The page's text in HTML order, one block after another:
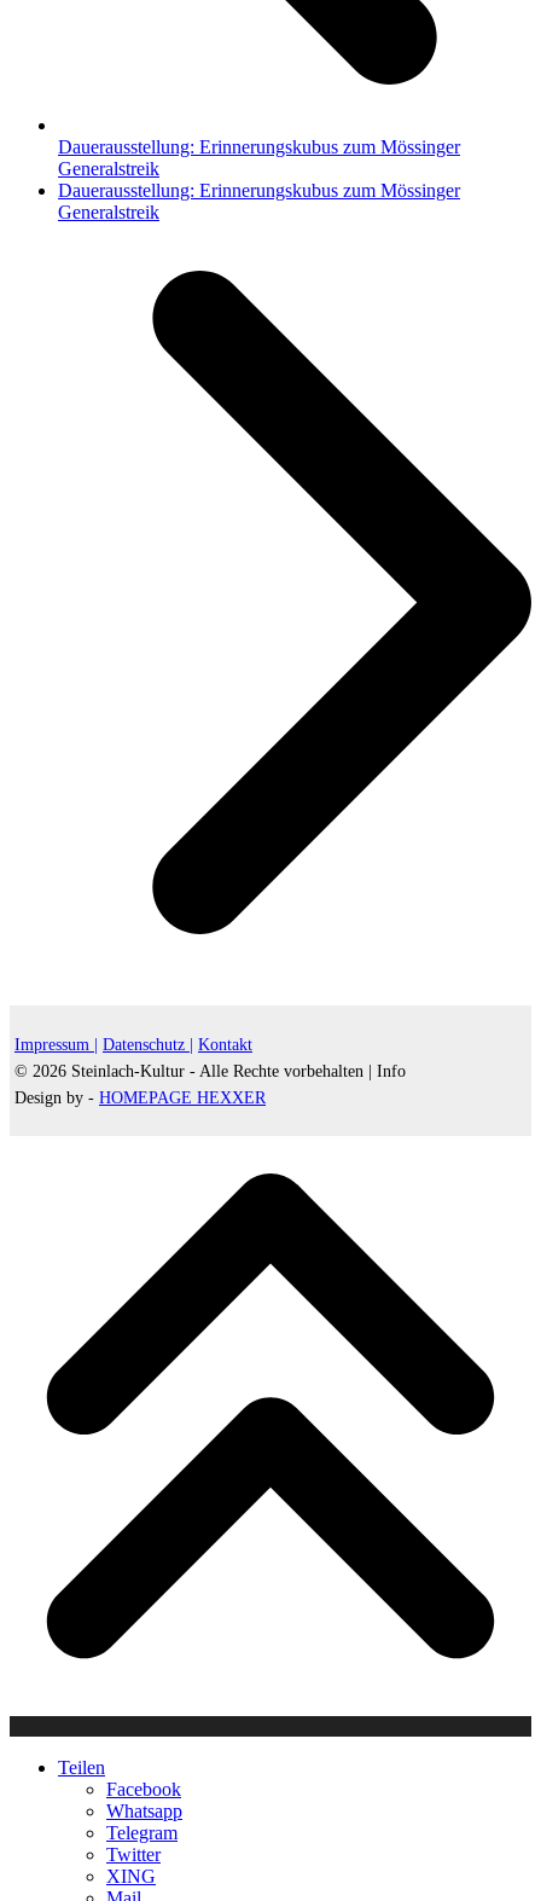
Dauerausstellung: Erinnerungskubus zum Mössinger
Generalstreik
Nächster
Beitrag:
Dauerausstellung: Erinnerungskubus zum Mössinger
Generalstreik
Impressum | Datenschutz |
Kontakt
© 2026 Steinlach-Kultur - Alle Rechte vorbehalten |
Info
Design by - HOMEPAGE HEXXER
Teilen
Facebook
Whatsapp
Telegram
Twitter
XING